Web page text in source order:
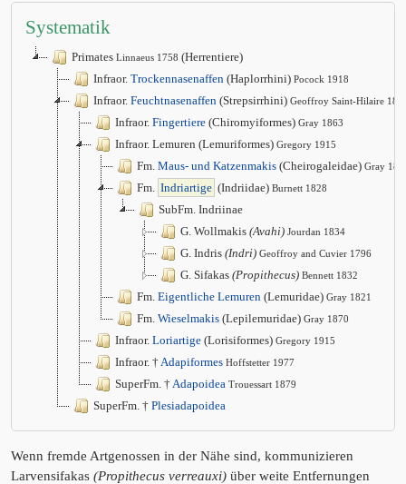
Systematik
Primates Linnaeus 1758 (Herrentiere)
Infraor. Trockennasenaffen (Haplorrhini) Pocock 1918
Infraor. Feuchtnasenaffen (Strepsirrhini) Geoffroy Saint-Hilaire
Infraor. Fingertiere (Chiromyiformes) Gray 1863
Infraor. Lemuren (Lemuriformes) Gregory 1915
Fm. Maus- und Katzenmakis (Cheirogaleidae) Gray
Fm. Indriartige (Indriidae) Burnett 1828
SubFm. Indriinae
G. Wollmakis (Avahi) Jourdan 1834
G. Indris (Indri) Geoffroy and Cuvier 1796
G. Sifakas (Propithecus) Bennett 1832
Fm. Eigentliche Lemuren (Lemuridae) Gray 1821
Fm. Wieselmakis (Lepilemuridae) Gray 1870
Infraor. Loriartige (Lorisiformes) Gregory 1915
Infraor. † Adapiformes Hoffstetter 1977
SuperFm. † Adapoidea Trouessart 1879
SuperFm. † Plesiadapoidea
Wenn fremde Artgenossen in der Nähe sind, kommunizieren
Larvensifakas (Propithecus verreauxi) über weite Entfernungen